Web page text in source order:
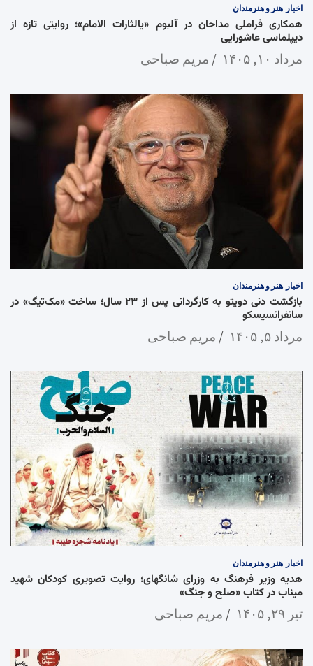
اخبار هنر و هنرمندان
همکاری فراملی مداحان در آلبوم «یالثارات الامام»؛ روایتی تازه از
دیپلماسی عاشورایی
مرداد ۱۰, ۱۴۰۵ مریم صباحی
اخبار هنر و هنرمندان
بازگشت دنی دویتو به کارگردانی پس از ۲۳ سال؛ ساخت «مک‌تیگ» در
سانفرانسیسکو
مرداد ۵, ۱۴۰۵ مریم صباحی
اخبار هنر و هنرمندان
هدیه وزیر فرهنگ به وزرای شانگهای؛ روایت تصویری کودکان شهید
میناب در کتاب «صلح و جنگ»
تیر ۲۹, ۱۴۰۵ مریم صباحی